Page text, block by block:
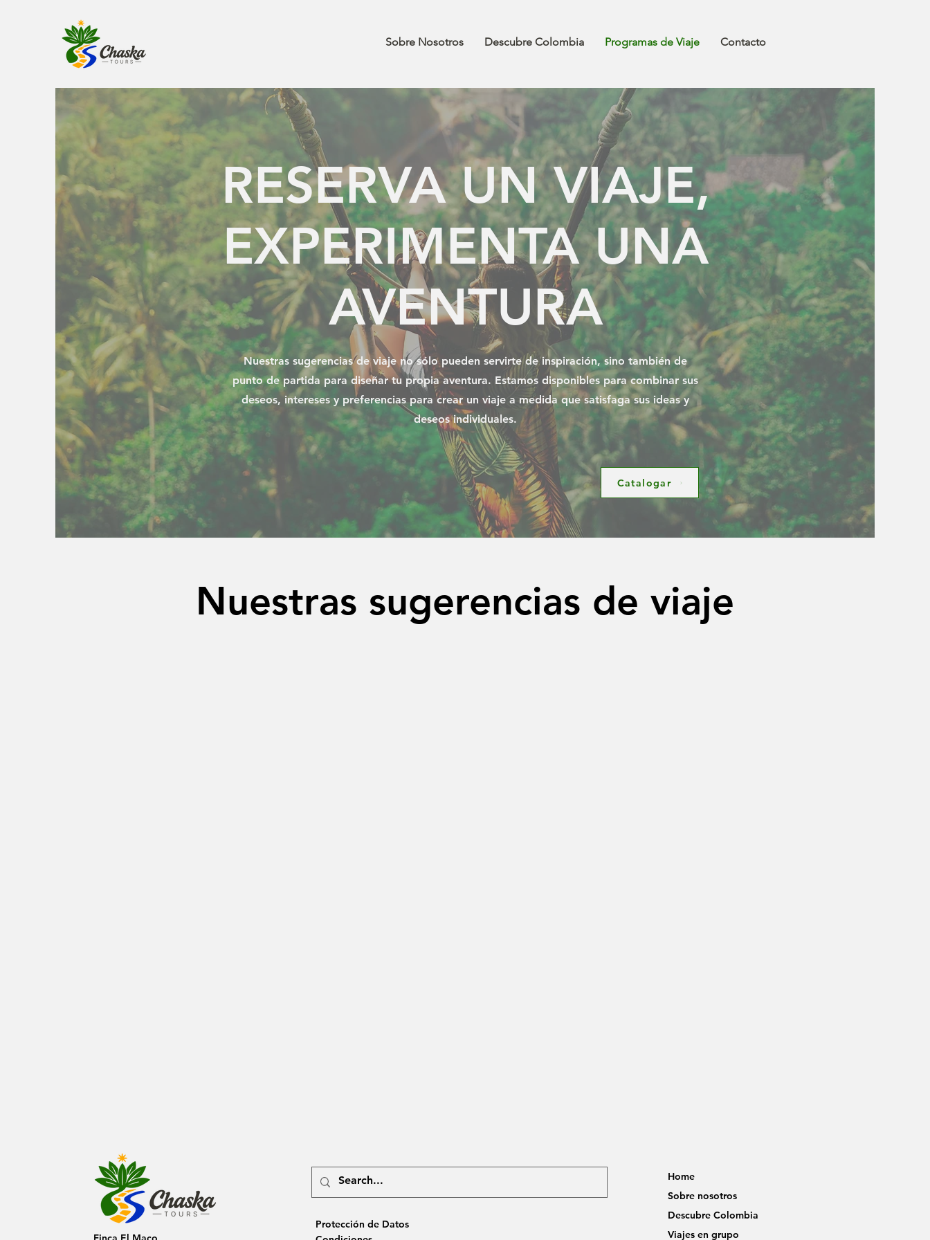
Sobre Nosotros Descubre Colombia Programas de Viaje Contacto
RESERVA UN VIAJE,
EXPERIMENTA UNA
AVENTURA
Nuestras sugerencias de viaje no sólo pueden servirte de inspiración, sino también de
punto de partida para diseñar tu propia aventura. Estamos disponibles para combinar sus
deseos, intereses y preferencias para crear un viaje a medida que satisfaga sus ideas y
deseos individuales.
Catalogar
Nuestras sugerencias de viaje
Protección de Datos
Home
Sobre nosotros
Descubre Colombia
Viajes en grupo